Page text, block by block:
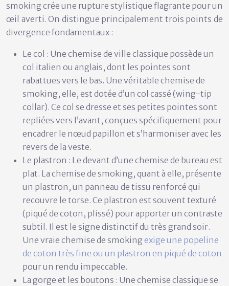
smoking crée une rupture stylistique flagrante pour un
œil averti. On distingue principalement trois points de
divergence fondamentaux :
Le col : Une chemise de ville classique possède un
col italien ou anglais, dont les pointes sont
rabattues vers le bas. Une véritable chemise de
smoking, elle, est dotée d’un col cassé (wing-tip
collar). Ce col se dresse et ses petites pointes sont
repliées vers l’avant, conçues spécifiquement pour
encadrer le nœud papillon et s’harmoniser avec les
revers de la veste.
Le plastron : Le devant d’une chemise de bureau est
plat. La chemise de smoking, quant à elle, présente
un plastron , un panneau de tissu renforcé qui
recouvre le torse. Ce plastron est souvent texturé
(piqué de coton, plissé) pour apporter un contraste
subtil. Il est le signe distinctif du très grand soir.
Une vraie chemise de smokingexige une popeline
de coton très fine ou un plastron en piqué de coton
pour un rendu impeccable.
La gorge et les boutons : Une chemise classique se